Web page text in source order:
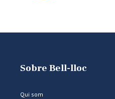
Sobre Bell-lloc
Qui som